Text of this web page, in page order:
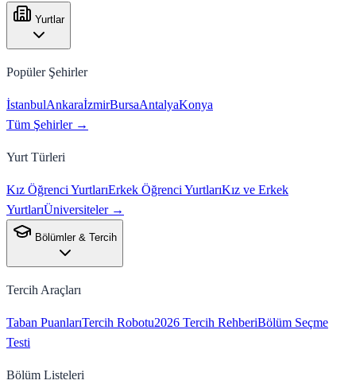
Yurtlar
Popüler Şehirler
İstanbulAnkaraİzmirBursaAntalyaKonya
Tüm Şehirler →
Yurt Türleri
Kız Öğrenci YurtlarıErkek Öğrenci YurtlarıKız ve Erkek
YurtlarıÜniversiteler →
Bölümler & Tercih
Tercih Araçları
Taban PuanlarıTercih Robotu2026 Tercih RehberiBölüm Seçme
Testi
Bölüm Listeleri